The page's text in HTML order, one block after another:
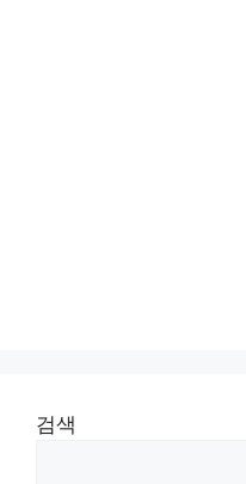
검색